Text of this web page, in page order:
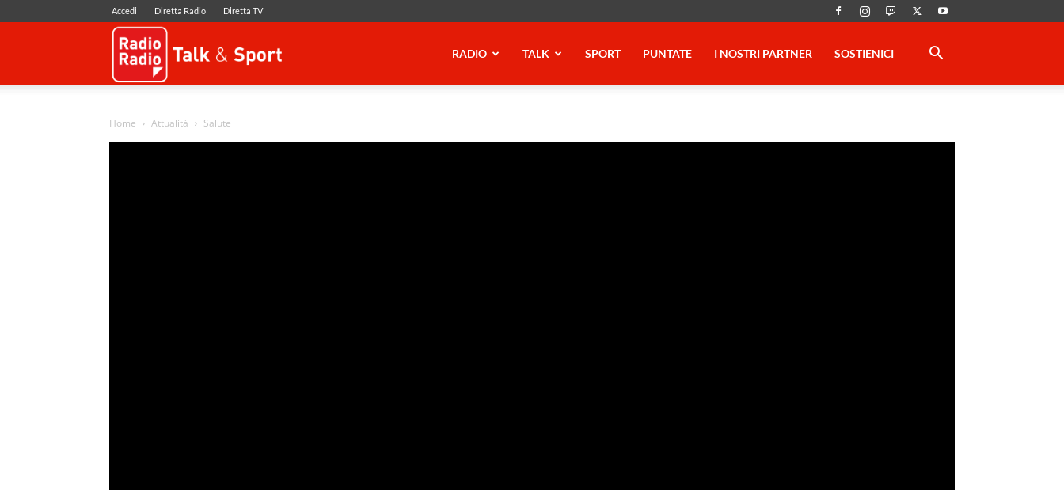
Accedi Diretta Radio Diretta TV
RADIO TALK SPORT PUNTATE I NOSTRI PARTNER SOSTIENICI
Home Attualità Salute